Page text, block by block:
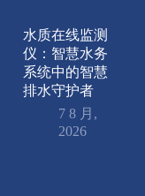
水质在线监测
仪：智慧水务
系统中的智慧
排水守护者
7 8 月,
2026